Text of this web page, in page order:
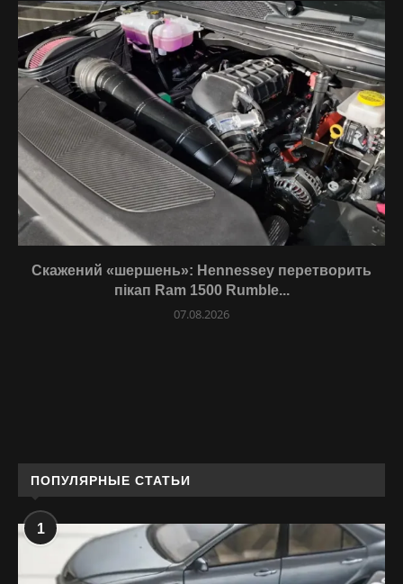
Скажений «шершень»: Hennessey перетворить
пікап Ram 1500 Rumble...
07.08.2026
ПОПУЛЯРНЫЕ СТАТЬИ
1